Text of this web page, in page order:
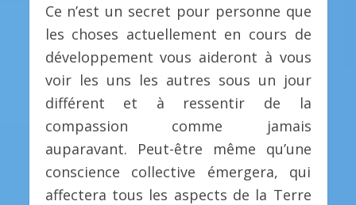
Ce n’est un secret pour personne que
les choses actuellement en cours de
développement vous aideront à vous
voir les uns les autres sous un jour
différent et à ressentir de la
compassion comme jamais
auparavant. Peut-être même qu’une
conscience collective émergera, qui
affectera tous les aspects de la Terre